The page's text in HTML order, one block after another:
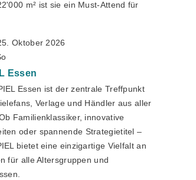
m² ist sie ein Must-Attend für
Oktober 2026
Essen
Essen ist der zentrale Treffpunkt
Verlage und Händler aus aller
Familienklassiker, innovative
oder spannende Strategietitel –
bietet eine einzigartige Vielfalt an
für alle Altersgruppen und